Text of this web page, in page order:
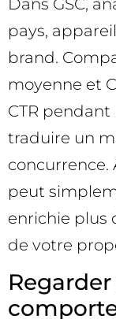
pays,
brand.
moyenne et
CTR
traduire un
concurrence.
peut
enrichie plus
de votre